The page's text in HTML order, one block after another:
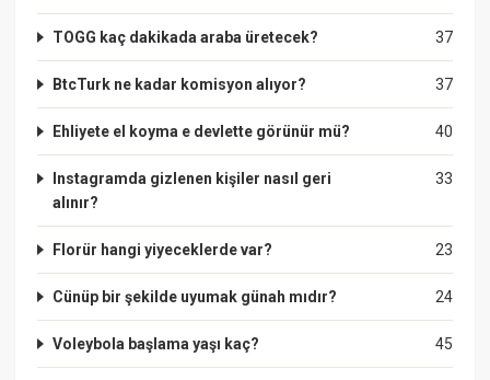
37
TOGG kaç dakikada araba üretecek?
37
BtcTurk ne kadar komisyon alıyor?
40
Ehliyete el koyma e devlette görünür mü?
33
Instagramda gizlenen kişiler nasıl geri
alınır?
23
Florür hangi yiyeceklerde var?
24
Cünüp bir şekilde uyumak günah mıdır?
45
Voleybola başlama yaşı kaç?